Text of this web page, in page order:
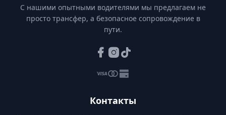
С нашими опытными водителями мы предлагаем не
просто трансфер, а безопасное сопровождение в
пути.
Контакты